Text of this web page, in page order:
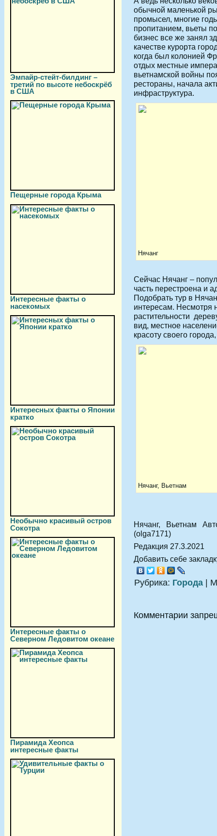
Эмпайр-стейт-билдинг –
третий по высоте небоскрёб
в США
Пещерные города Крыма
Интересные факты о
насекомых
Интересных факты о Японии
кратко
Необычно красивый остров
Сокотра
Интересные факты о
Северном Ледовитом океане
Пирамида Хеопса
интересные факты
обычной маленькой
промысел, многие
пропитанием, вьеты
бизнес все же занял
качестве курорта
когда был колонией
отдых местные
вьетнамской войны
рестораны, начала
инфраструктура.
Нячанг
Сейчас Нячанг –
часть перестроена и
Подобрать тур в
интересам. Несмотря
растительности
вид, местное
красоту своего
Нячанг, Вьетнам
Нячанг, Вьетнам
(olga7171)
Редакция 27.3.2021
Добавить себе
Рубрика: Города |
Комментарии